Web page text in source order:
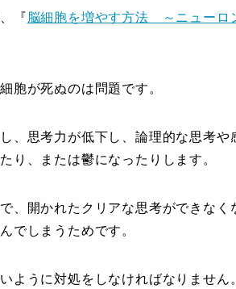
『 脳細胞を増やす方法 ～ニューロ
胞が死ぬのは問題です。
思考力が低下し、論理的な思考や
り、または鬱になったりします。
、開かれたクリアな思考ができなく
でしまうためです。
うに対処をしなければなりません。